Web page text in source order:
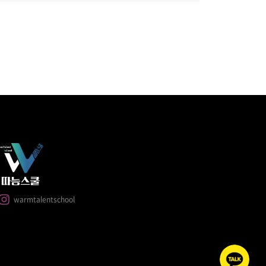
warmtalentschool